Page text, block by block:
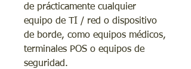
de prácticamente cualquier
equipo de TI / red o dispositivo
de borde, como equipos médicos,
terminales POS o equipos de
seguridad.